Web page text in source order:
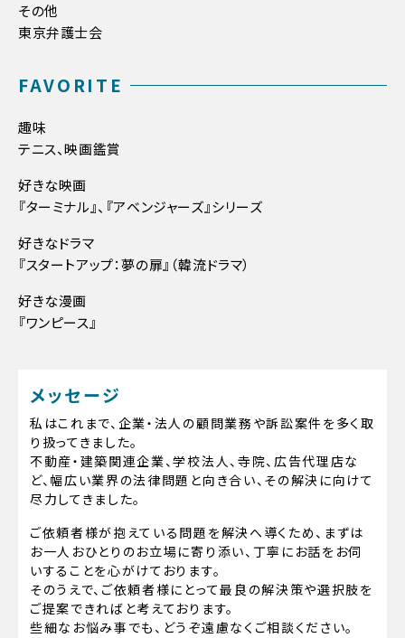
その他
東京弁護士会
FAVORITE
趣味
テニス、映画鑑賞
好きな映画
『ターミナル』、『アベンジャーズ』シリーズ
好きなドラマ
『スタートアップ：夢の扉』（韓流ドラマ）
好きな漫画
『ワンピース』
メッセージ
私はこれまで、企業・法人の顧問業務や訴訟案件を多く取
り扱ってきました。
不動産・建築関連企業、学校法人、寺院、広告代理店な
ど、幅広い業界の法律問題と向き合い、その解決に向けて
尽力してきました。
ご依頼者様が抱えている問題を解決へ導くため、まずは
お一人おひとりのお立場に寄り添い、丁寧にお話をお伺
いすることを心がけております。
そのうえで、ご依頼者様にとって最良の解決策や選択肢を
ご提案できればと考えております。
些細なお悩み事でも、どうぞ遠慮なくご相談ください。